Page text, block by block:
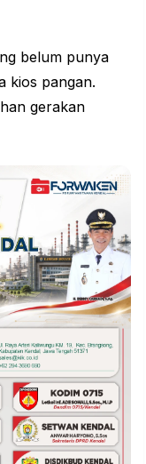
belum punya
kios pangan.
gerakan